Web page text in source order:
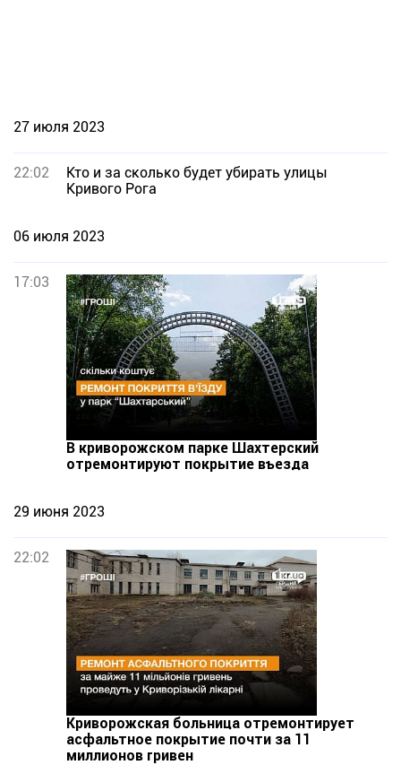
27 июля 2023
22:02
Кто и за сколько будет убирать улицы
Кривого Рога
06 июля 2023
17:03
В криворожском парке Шахтерский
отремонтируют покрытие въезда
29 июня 2023
22:02
Криворожская больница отремонтирует
асфальтное покрытие почти за 11
миллионов гривен